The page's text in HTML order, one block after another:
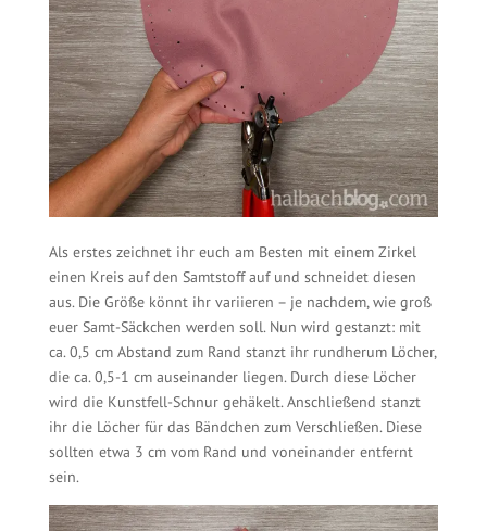
Als erstes zeichnet ihr euch am Besten mit einem Zirkel
einen Kreis auf den Samtstoff auf und schneidet diesen
aus. Die Größe könnt ihr variieren – je nachdem, wie groß
euer Samt-Säckchen werden soll. Nun wird gestanzt: mit
ca. 0,5 cm Abstand zum Rand stanzt ihr rundherum Löcher,
die ca. 0,5-1 cm auseinander liegen. Durch diese Löcher
wird die Kunstfell-Schnur gehäkelt. Anschließend stanzt
ihr die Löcher für das Bändchen zum Verschließen. Diese
sollten etwa 3 cm vom Rand und voneinander entfernt
sein.